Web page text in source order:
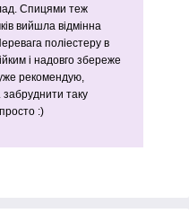
Спицями теж
вийшла відмінна
поліестеру в
і надовго збереже
рекомендую,
забруднити таку
:)